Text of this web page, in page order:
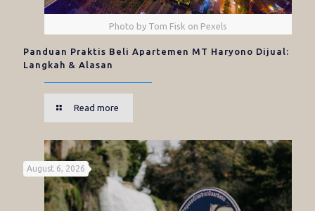
Photo by Tom Fisk on Pexels
Panduan Praktis Beli Apartemen MT Haryono Dijual:
Langkah & Alasan
Read more
August 6, 2026